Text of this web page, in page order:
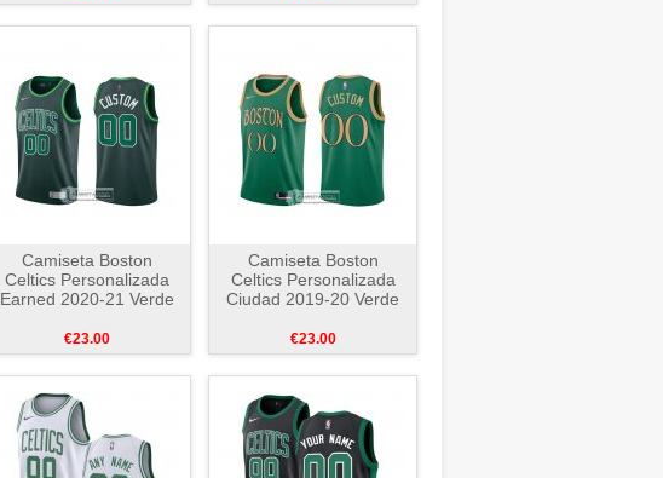
Camiseta Boston
Celtics Personalizada
Earned 2020-21 Verde
€23.00
Camiseta Boston
Celtics Personalizada
Ciudad 2019-20 Verde
€23.00